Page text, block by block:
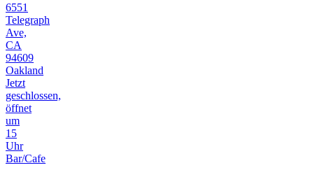
6551
Telegraph
Ave,
CA
94609
Oakland
Jetzt
geschlossen,
öffnet
um
15
Uhr
Bar/Cafe